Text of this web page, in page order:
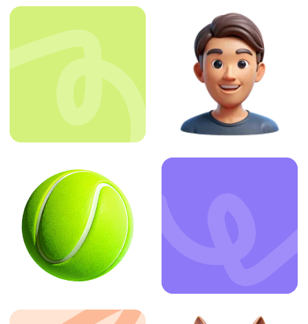
ЗАКАЗАТЬ УСЛУГУ